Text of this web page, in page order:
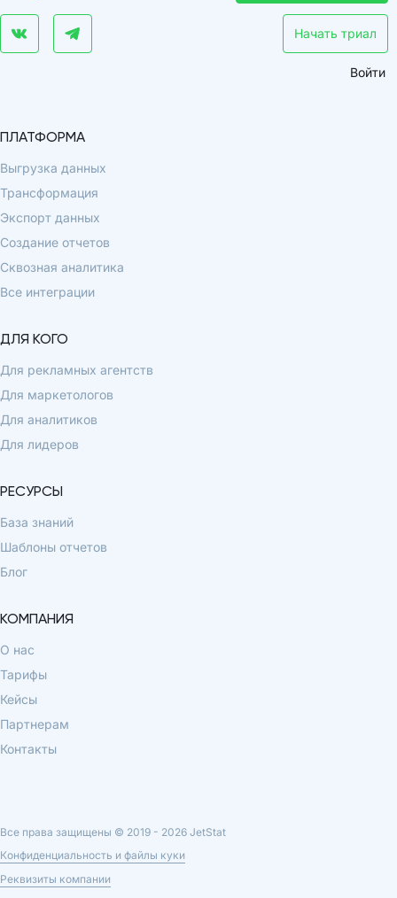
Начать триал
Войти
ПЛАТФОРМА
Выгрузка данных
Трансформация
Экспорт данных
Создание отчетов
Сквозная аналитика
Все интеграции
ДЛЯ КОГО
Для рекламных агентств
Для маркетологов
Для аналитиков
Для лидеров
РЕСУРСЫ
База знаний
Шаблоны отчетов
Блог
КОМПАНИЯ
О нас
Тарифы
Кейсы
Партнерам
Контакты
Все права защищены © 2019 - 2026 JetStat
Конфиденциальность и файлы куки
Реквизиты компании